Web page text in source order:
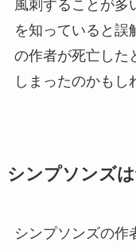
風刺することが多
を知っていると誤
の作者が死亡した
しまったのかもし
シンプソンズ
シンプソンズの作